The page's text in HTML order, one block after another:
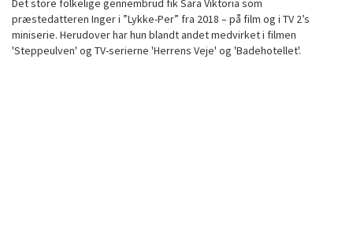
Det store folkelige gennembrud fik Sara Viktoria som
præstedatteren Inger i ”Lykke-Per” fra 2018 – på film og i TV 2’s
miniserie. Herudover har hun blandt andet medvirket i filmen
'Steppeulven' og TV-serierne 'Herrens Veje' og 'Badehotellet'.